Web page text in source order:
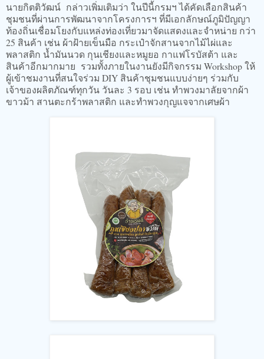
​​​นายกิตติวัฒน์ กล่าวเพิ่มเติมว่า ในปีนี้กรมฯ ได้คัดเลือกสินค้า
ชุมชนที่ผ่านการพัฒนาจากโครงการฯ ที่มีเอกลักษณ์ภูมิปัญญา
ท้องถิ่นเชื่อมโยงกับแหล่งท่องเที่ยวมาจัดแสดงและจำหน่าย กว่า
25 สินค้า เช่น ผ้าฝ้ายเข็นมือ กระเป๋าจักสานจากไม้ไผ่และ
พลาสติก น้ำมันนวด กุนเชียงและหมูยอ กาแฟโรบัสต้า และ
สินค้าอีกมากมาย รวมทั้งภายในงานยังมีกิจกรรม Workshop ให้
ผู้เข้าชมงานที่สนใจร่วม DIY สินค้าชุมชนแบบง่ายๆ ร่วมกับ
เจ้าของผลิตภัณฑ์ทุกวัน วันละ 3 รอบ เช่น ทำพวงมาลัยจากผ้า
ขาวม้า สานตะกร้าพลาสติก และทำพวงกุญแจจากเศษผ้า